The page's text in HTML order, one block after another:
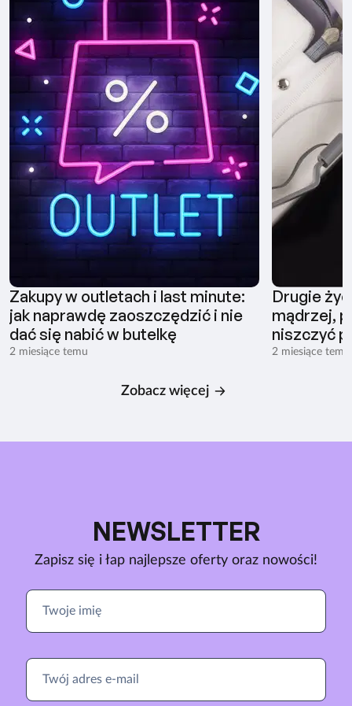
Zakupy w outletach i last minute:
jak naprawdę zaoszczędzić i nie
dać się nabić w butelkę
2 miesiące temu
Drugie
mądrzej,
niszczyć
2 miesiące temu
Zobacz więcej
NEWSLETTER
Zapisz się i łap najlepsze oferty oraz nowości!